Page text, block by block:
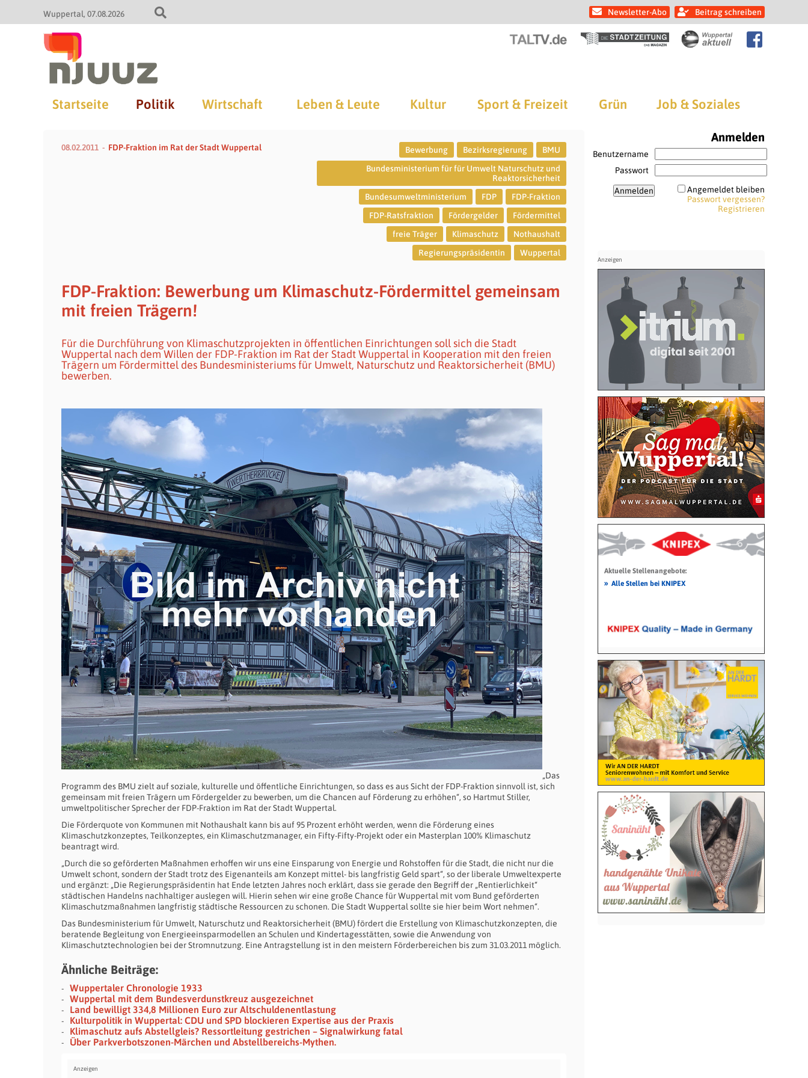
Wuppertal 07.08.2026 Newsletter-Abo Beitrag schreiben
Startseite Politik Wirtschaft Leben & Leute Kultur Sport & Freizeit Grün Job & Soziales
08.02.2011 FDP-Fraktion im Rat der Stadt Wuppertal Bewerbung Bezirksregierung
BMU
Bundesministerium für für Umwelt Naturschutz und
Reaktorsicherheit
Bundesumweltministerium
FDP
FDP-Fraktion
FDP-Ratsfraktion
Fördergelder
Fördermittel
freie Träger
Klimaschutz
Nothaushalt
Regierungspräsidentin
Wuppertal
FDP-Fraktion: Bewerbung um Klimaschutz-Fördermittel gemeinsam
mit freien Trägern!
Für die Durchführung von Klimaschutzprojekten in öffentlichen Einrichtungen soll sich die Stadt
Wuppertal nach dem Willen der FDP-Fraktion im Rat der Stadt Wuppertal in Kooperation mit den freien
Trägern um Fördermittel des Bundesministeriums für Umwelt, Naturschutz und Reaktorsicherheit (BMU)
bewerben.
„Das
Programm des BMU zielt auf soziale, kulturelle und öffentliche Einrichtungen, so dass es aus Sicht der FDP-Fraktion sinnvoll ist, sich
gemeinsam mit freien Trägern um Fördergelder zu bewerben, um die Chancen auf Förderung zu erhöhen“, so Hartmut Stiller,
umweltpolitischer Sprecher der FDP-Fraktion im Rat der Stadt Wuppertal.
Die Förderquote von Kommunen mit Nothaushalt kann bis auf 95 Prozent erhöht werden, wenn die Förderung eines
Klimaschutzkonzeptes, Teilkonzeptes, ein Klimaschutzmanager, ein Fifty-Fifty-Projekt oder ein Masterplan 100% Klimaschutz
beantragt wird.
„Durch die so geförderten Maßnahmen erhoffen wir uns eine Einsparung von Energie und Rohstoffen für die Stadt, die nicht nur die
Umwelt schont, sondern der Stadt trotz des Eigenanteils am Konzept mittel- bis langfristig Geld spart“, so der liberale Umweltexperte
und ergänzt: „Die Regierungspräsidentin hat Ende letzten Jahres noch erklärt, dass sie gerade den Begriff der „Rentierlichkeit“
städtischen Handelns nachhaltiger auslegen will. Hierin sehen wir eine große Chance für Wuppertal mit vom Bund geförderten
Klimaschutzmaßnahmen langfristig städtische Ressourcen zu schonen. Die Stadt Wuppertal sollte sie hier beim Wort nehmen“.
Das Bundesministerium für Umwelt, Naturschutz und Reaktorsicherheit (BMU) fördert die Erstellung von Klimaschutzkonzepten, die
beratende Begleitung von Energieeinsparmodellen an Schulen und Kindertagesstätten, sowie die Anwendung von
Klimaschutztechnologien bei der Stromnutzung. Eine Antragstellung ist in den meistern Förderbereichen bis zum 31.03.2011 möglich.
Ähnliche Beiträge:
Wuppertaler Chronologie 1933
Wuppertal mit dem Bundesverdunstkreuz ausgezeichnet
Land bewilligt 334,8 Millionen Euro zur Altschuldenentlastung
Kulturpolitik in Wuppertal: CDU und SPD blockieren Expertise aus der Praxis
Klimaschutz aufs Abstellgleis? Ressortleitung gestrichen – Signalwirkung fatal
Über Parkverbotszonen-Märchen und Abstellbereichs-Mythen.
Anmelden
Benutzername
Passwort
Angemeldet bleiben
Passwort vergessen?
Registrieren
Aktuelle Stellenangebote:
» Alle Stellen bei KNIPEX